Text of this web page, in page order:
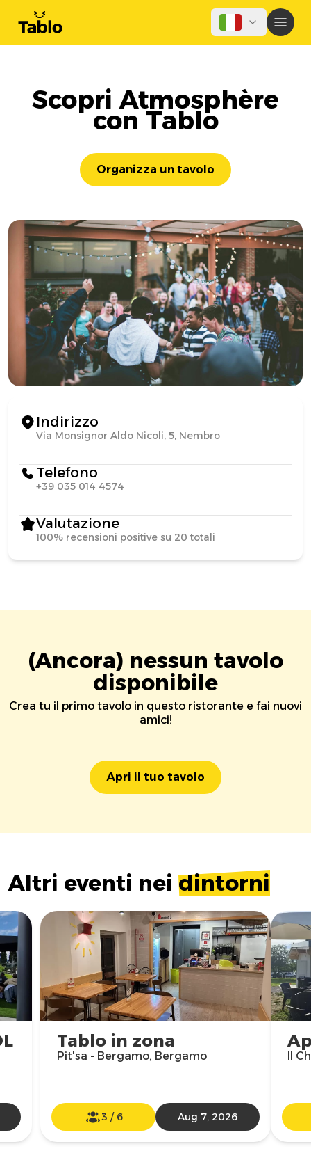
Scopri Atmosphère
con Tablo
Organizza un tavolo
Indirizzo
Via Monsignor Aldo Nicoli, 5, Nembro
Telefono
+39 035 014 4574
Valutazione
100% recensioni positive su 20 totali
(Ancora) nessun tavolo
disponibile
Crea tu il primo tavolo in questo ristorante e fai nuovi
amici!
Apri il tuo tavolo
Altri eventi nei dintorni
Tablo in zona
Pit'sa - Bergamo, Bergamo
3 / 6 Aug 7, 2026
Il